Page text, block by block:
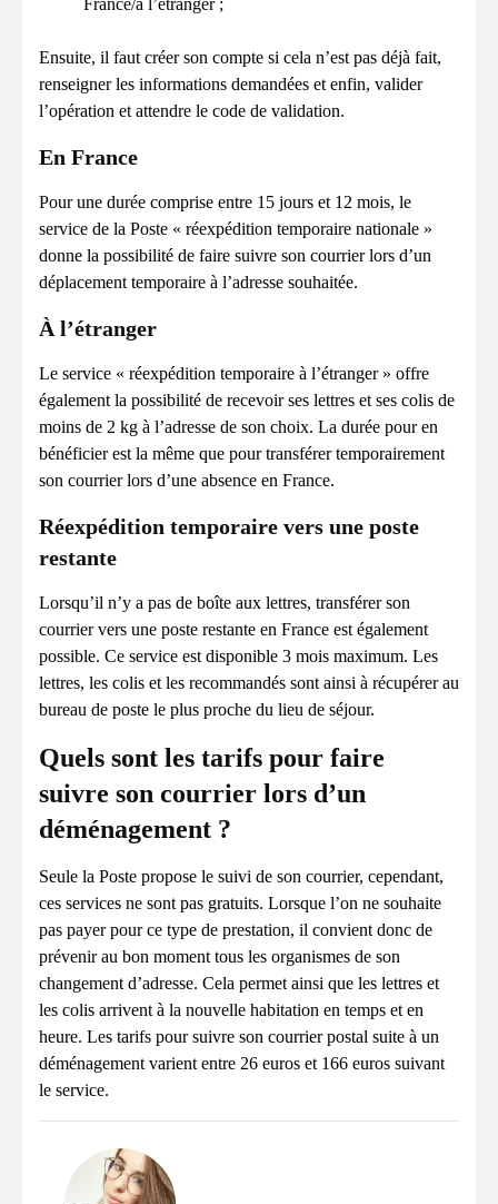
France/à l’étranger ;
Ensuite, il faut créer son compte si cela n’est pas déjà fait,
renseigner les informations demandées et enfin, valider
l’opération et attendre le code de validation.
En France
Pour une durée comprise entre 15 jours et 12 mois, le
service de la Poste « réexpédition temporaire nationale »
donne la possibilité de faire suivre son courrier lors d’un
déplacement temporaire à l’adresse souhaitée.
À l’étranger
Le service « réexpédition temporaire à l’étranger » offre
également la possibilité de recevoir ses lettres et ses colis de
moins de 2 kg à l’adresse de son choix. La durée pour en
bénéficier est la même que pour transférer temporairement
son courrier lors d’une absence en France.
Réexpédition temporaire vers une poste
restante
Lorsqu’il n’y a pas de boîte aux lettres, transférer son
courrier vers une poste restante en France est également
possible. Ce service est disponible 3 mois maximum. Les
lettres, les colis et les recommandés sont ainsi à récupérer au
bureau de poste le plus proche du lieu de séjour.
Quels sont les tarifs pour faire
suivre son courrier lors d’un
déménagement ?
Seule la Poste propose le suivi de son courrier, cependant,
ces services ne sont pas gratuits. Lorsque l’on ne souhaite
pas payer pour ce type de prestation, il convient donc de
prévenir au bon moment tous les organismes de son
changement d’adresse. Cela permet ainsi que les lettres et
les colis arrivent à la nouvelle habitation en temps et en
heure. Les tarifs pour suivre son courrier postal suite à un
déménagement varient entre 26 euros et 166 euros suivant
le service.